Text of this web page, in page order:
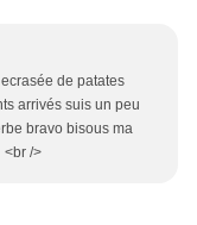
de patates
arrivés suis un peu
bravo bisous ma
<br />